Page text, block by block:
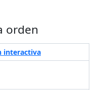
orden
interactiva